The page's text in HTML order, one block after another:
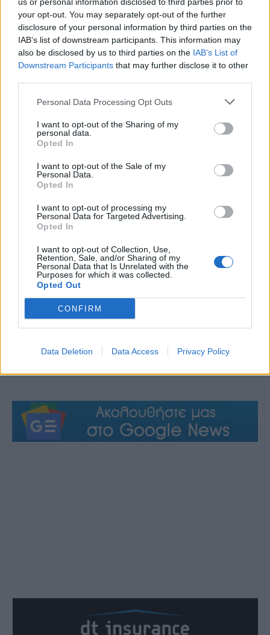
your opt-out. You may separately opt-out of the further
disclosure of your personal information by third parties on the
IAB’s list of downstream participants. This information may
also be disclosed by us to third parties on the IAB’s List of
Downstream Participants that may further disclose it to other
Personal Data Processing Opt Outs
I want to opt-out of the Sharing of my
personal data.
Opted In
I want to opt-out of the Sale of my
Personal Data.
Opted In
I want to opt-out of processing my
Personal Data for Targeted Advertising.
Opted In
I want to opt-out of Collection, Use,
Retention, Sale, and/or Sharing of my
Personal Data that Is Unrelated with the
Purposes for which it was collected.
Opted Out
CONFIRM
Data Deletion Data Access Privacy Policy
Kαθημερινές 18:30 – 21:30
Σάββατο και Κυριακή κατόπιν επικοινωνίας στην
διεύθυνση ηλεκτρονικού ταχυδρομείου της